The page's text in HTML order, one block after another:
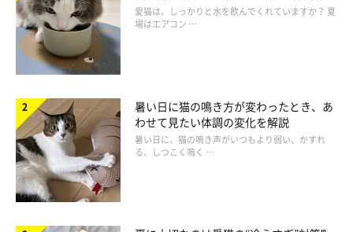
素材の味や食感を活かしているので、食欲を刺激できる
水分含有量が多く、水分を効率的に摂取できる
ドライフードに比べて低脂肪、低カロリー
方を解説
愛猫は、しっかりと水を飲んでくれていますか？ 夏
場はエアコン …
暑い日に猫の鳴き方が変わったとき、あ
わせて見たい体調の変化を解説
暑い日に、猫の鳴き声がいつもより弱い、かすれ
る、しつこく鳴く …